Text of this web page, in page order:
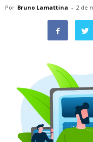
Por Bruno Lamattina - 2 de